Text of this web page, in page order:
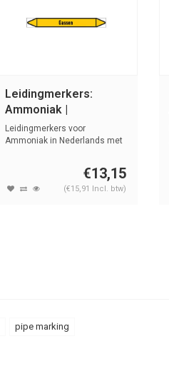
Leidingmerkers:
Ammoniak |
Nederlands | Gassen
Leidingmerkers voor
Ammoniak in Nederlands met
€13,15
(€15,91 Incl. btw)
pipe marking